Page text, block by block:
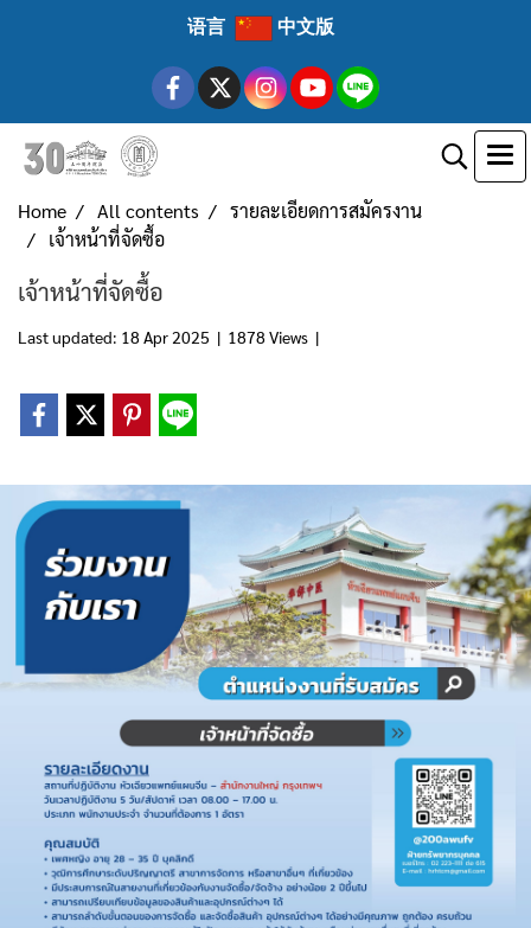
语言 中文版
Home All contents
รายละเอียดการสมัครงาน
เจ้าหน้าที่จัดซื้อ
เจ้าหน้าที่จัดซื้อ
Last updated: 18 Apr 2025 | 1878 Views |